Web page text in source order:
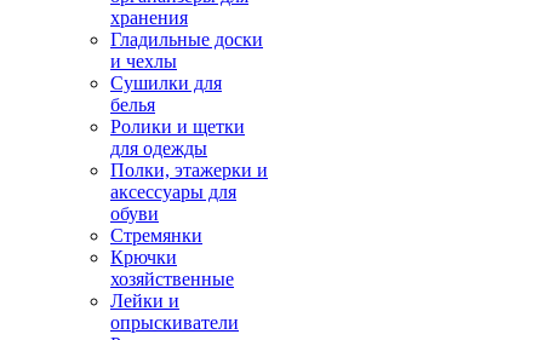
хранения
Гладильные доски
и чехлы
Сушилки для
белья
Ролики и щетки
для одежды
Полки, этажерки и
аксессуары для
обуви
Стремянки
Крючки
хозяйственные
Лейки и
опрыскиватели